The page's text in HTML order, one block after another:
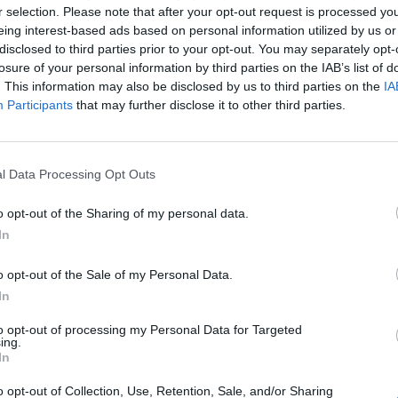
selection. Please note that after your opt-out request is processed
interest-based ads based on personal information utilized by us
to third parties prior to your opt-out. You may separately
of your personal information by third parties on the IAB’s list of
This information may also be disclosed by us to third parties on the
Participants that may further disclose it to other third parties.
Data Processing Opt Outs
opt-out of the Sharing of my personal data.
opt-out of the Sale of my Personal Data.
opt-out of processing my Personal Data for Targeted
opt-out of Collection, Use, Retention, Sale, and/or Sharing
Θανάσης Παυλάκης - Μουσική επιμέλεια:
Μουτσατσός - Μακέτα σκηνικών : Χρυσάνθη
: Ματίνα Μοίρα - Ήχος : Γιώργος
- Γειτόνισσα: Αρετή Τσολωμύτη -
Μπελεγρή - Λεονάρδο: Ηλίας Κοτσώνης -
Τσαγκάρης - Νύφη: Χρυσάνθη Τζώρτζη -
Ταβέρνα -Ζητιάνα (θάνατος):
- Α΄ κορίτσι: Μεταξία Παναρίτη –
Στεφανία Καρούνη - Β΄ Γειτόνισσα: Πίτσα
Μαρία Χαραμή, Βαλεντίνα Σιμούλη,
Βαρβάρα Ταβέρνα, Έγκον Κλάιν